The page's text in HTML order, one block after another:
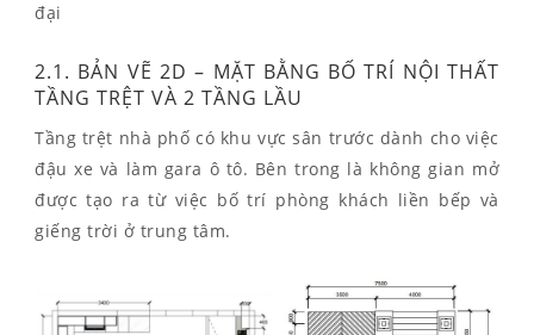
đại
2.1. BẢN VẼ 2D – MẶT BẰNG BỐ TRÍ NỘI THẤT
TẦNG TRỆT VÀ 2 TẦNG LẦU
Tầng trệt nhà phố có khu vực sân trước dành cho việc
đậu xe và làm gara ô tô. Bên trong là không gian mở
được tạo ra từ việc bố trí phòng khách liền bếp và
giếng trời ở trung tâm.